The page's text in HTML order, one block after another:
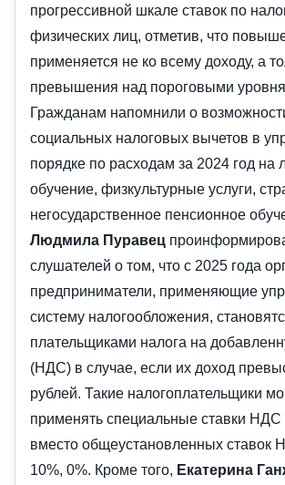
прогрессивной шкале ставок по
физических лиц, отметив, что
применяется не ко всему доходу, а
превышения над пороговыми
Гражданам напомнили о
социальных налоговых вычетов в
порядке по расходам за 2024 год на
обучение, физкультурные услуги,
негосударственное пенсионное
Людмила Пуравец
слушателей о том, что с 2025 года
предприниматели, применяющие
систему налогообложения,
плательщиками налога на
(НДС) в случае, если их доход
рублей. Такие налогоплательщики
применять специальные ставки НДС
вместо общеустановленных ставок
10%, 0%. Кроме того, Екатерина